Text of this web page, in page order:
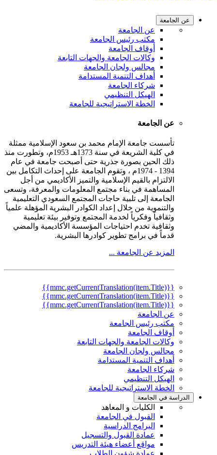
عن الجامعة
عن الجامعة
مكتب رئيس الجامعة
أوقاف الجامعة
وكالات الجامعة والجهات التابعة
مجالس ولجان الجامعة
أهداف التنمية المستدامة
شركاء الجامعة
الهيكل التنظيمي
الخطة الاستراتيجية للجامعة
عن الجامعة
تأسست جامعة الإمام محمد بن سعود الإسلامية ممثلة
في كلية الشريعة في سنة 1373هـ 1953م، وتطورت منذ
ذلك الحين بصورة جذرية حتى أصبحت جامعة في عام
1394 - 1974م ، وتقوم الجامعة على إحداث التكامل بين
الالتزام بالقيم الإسلامية والتميز الأكاديمي من أجل
المساهمة في بناء مجتمع المعلومات والمعرفة، وتسعى
الجامعة إلى تلبية حاجات المجتمع السعودي التعليمية
والتنموية من خلال إعداد الكوادر البشرية المؤهلة علمياً
وثقافياً وفكرياً لخدمة المجتمع وتوفير بيئة تعليمية
وثقافية تخدم احتياجات المؤسسة الأكاديمية والمضي
قدماً في برامج تطوير كوادرها البشرية.
المزيد عن الجامعة ...
{{mmc.getCurrentTranslation(item.Title)}}
{{mmc.getCurrentTranslation(item.Title)}}
{{mmc.getCurrentTranslation(item.Title)}}
عن الجامعة
مكتب رئيس الجامعة
أوقاف الجامعة
وكالات الجامعة والجهات التابعة
مجالس ولجان الجامعة
أهداف التنمية المستدامة
شركاء الجامعة
الهيكل التنظيمي
الخطة الاستراتيجية للجامعة
الدراسة في الجامعة
الكليات و المعاهد
القبول في الجامعة
البرامج الدراسية
عمادة القبول والتسجيل
مواقع أعضاء هيئة التدريس
عمادة شؤون الطلاب